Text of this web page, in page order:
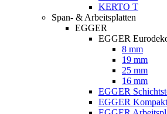
KERTO T
Span- & Arbeitsplatten
EGGER
EGGER
8 mm
19 mm
25 mm
16 mm
EGGER
EGGER